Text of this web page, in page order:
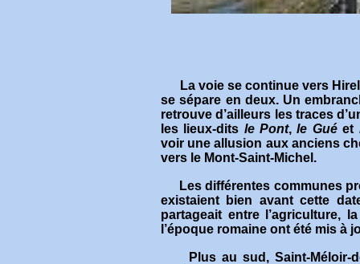
La voie se continue vers
se sépare en deux. Un
retrouve d’ailleurs les traces
les lieux-dits le Pont, le Guéet
voir une allusion aux anciens
vers le Mont-Saint-Michel.
Les différentes communes
existaient bien avant cette
partageait entre l’agriculture,
l’époque romaine ont été mis à
Plus au sud, Saint-Méloir-